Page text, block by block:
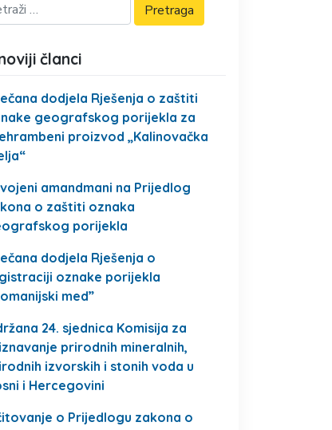
članci
dodjela Rješenja o zaštiti
geografskog porijekla za
proizvod „Kalinovačka
amandmani na Prijedlog
o zaštiti oznaka
porijekla
dodjela Rješenja o
oznake porijekla
med”
24. sjednica Komisija za
prirodnih mineralnih,
izvorskih i stonih voda u
i Hercegovini
o Prijedlogu zakona o